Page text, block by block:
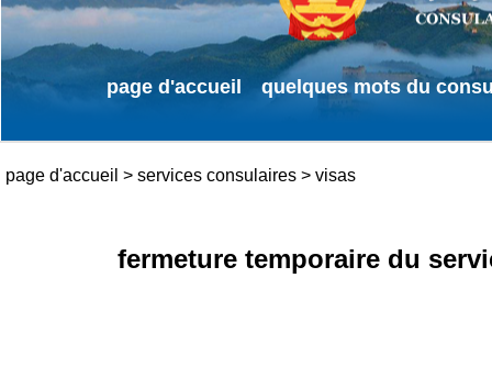
page d'accueil quelques mots du
page d'accueil > services consulaires > visas
fermeture temporaire du